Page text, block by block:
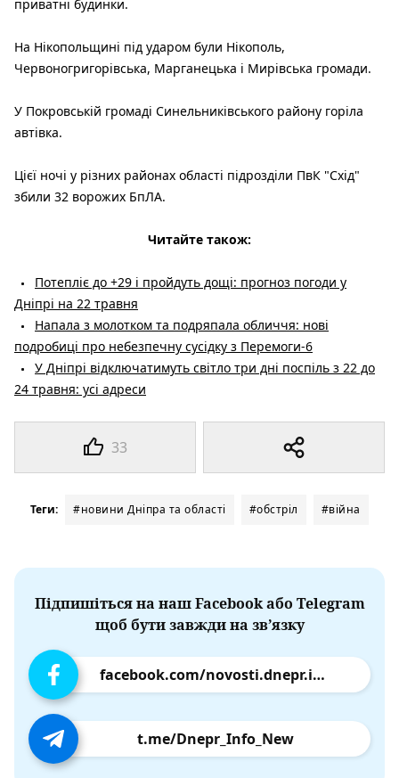
33
приватні будинки.
На Нікопольщині під ударом були Нікополь,
Червоногригорівська, Марганецька і Мирівська громади.
У Покровській громаді Синельниківського району горіла
автівка.
Цієї ночі у різних районах області підрозділи ПвК "Схід"
збили 32 ворожих БпЛА.
Читайте також:
Потепліє до +29 і пройдуть дощі: прогноз погоди у
Дніпрі на 22 травня
Напала з молотком та подряпала обличчя: нові
подробиці про небезпечну сусідку з Перемоги-6
У Дніпрі відключатимуть світло три дні поспіль з 22 до
24 травня: усі адреси
Теги: #новини Дніпра та області #обстріл #війна
Підпишіться на наш Facebook або Telegram
щоб бути завжди на зв’язку
facebook.com/novosti.dnepr.info
t.me/Dnepr_Info_New